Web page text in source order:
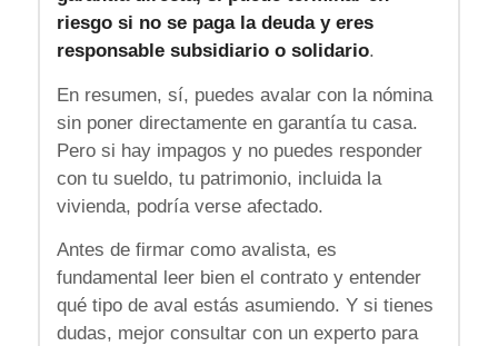
riesgo si no se paga la deuda y eres
responsable subsidiario o solidario.
En resumen, sí, puedes avalar con la nómina
sin poner directamente en garantía tu casa.
Pero si hay impagos y no puedes responder
con tu sueldo, tu patrimonio, incluida la
vivienda, podría verse afectado.
Antes de firmar como avalista, es
fundamental leer bien el contrato y entender
qué tipo de aval estás asumiendo. Y si tienes
dudas, mejor consultar con un experto para